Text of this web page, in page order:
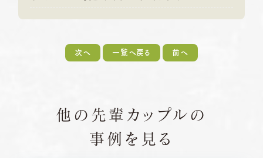
次へ 一覧へ戻る 前へ
他の先輩カップルの
事例を見る